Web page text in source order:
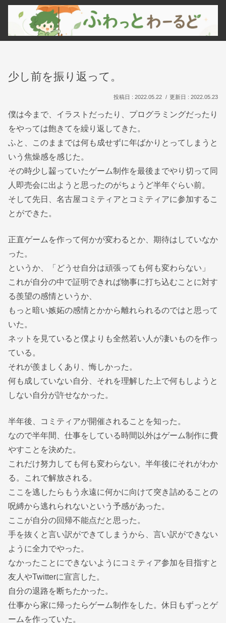
少し前を振り返って。
2022.05.22 2022.05.23
僕は今まで、イラストだったり、プログラミングだったり
をやっては飽きてを繰り返してきた。
ふと、このままでは何も成せずに年ばかりとってしまうと
いう焦燥感を感じた。
その時少し齧っていたゲーム制作を最後までやり切って同
人即売会に出ようと思ったのがちょうど半年ぐらい前。
そして先日、名古屋コミティアとコミティアに参加するこ
とができた。
正直ゲームを作って何かが変わるとか、期待はしていなか
った。
というか、「どうせ自分は頑張っても何も変わらない」
これが自分の中で証明できれば物事に打ち込むことに対す
る羨望の感情というか、
もっと暗い嫉妬の感情とかから離れられるのではと思って
いた。
ネットを見ていると僕よりも全然若い人が凄いものを作っ
ている。
それが羨ましくあり、悔しかった。
何も成していない自分、それを理解した上で何もしようと
しない自分が許せなかった。
半年後、コミティアが開催されることを知った。
なので半年間、仕事をしている時間以外はゲーム制作に費
やすことを決めた。
これだけ努力しても何も変わらない。半年後にそれがわか
る。これで解放される。
ここを逃したらもう永遠に何かに向けて突き詰めることの
呪縛から逃れられないという予感があった。
ここが自分の回帰不能点だと思った。
手を抜くと言い訳ができてしまうから、言い訳ができない
ように全力でやった。
なかったことにできないようにコミティア参加を目指すと
友人やTwitterに宣言した。
自分の退路を断ちたかった。
仕事から家に帰ったらゲーム制作をした。休日もずっとゲ
ームを作っていた。